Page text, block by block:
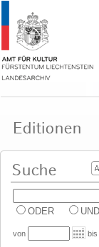
ODER UND
von bis